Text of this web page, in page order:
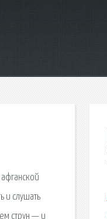
и слушать
струн — и